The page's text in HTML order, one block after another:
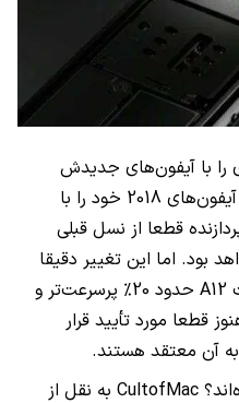
را با آیفون‌های جدیدش
معرفی می‌کند و انتظار می‌رود که آیفون‌های 2018 خود را با
قطعا از نسل قبلی
بود. اما این تغییر دقیقا
A12
حدود 20% پرسرعت‌تر و
قطعا مورد تأیید قرار
به آن معتقد هستند.
CultofMac به نقل از